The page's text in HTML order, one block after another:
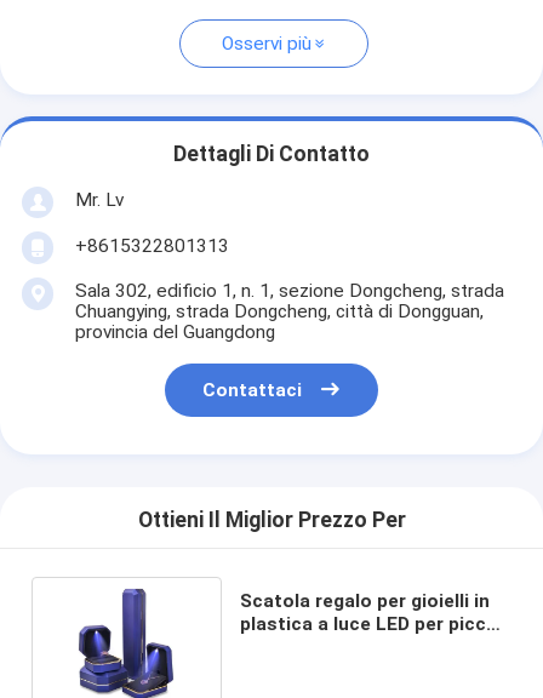
Osservi più
Dettagli Di Contatto
Mr. Lv
+8615322801313
Sala 302, edificio 1, n. 1, sezione Dongcheng, strada
Chuangying, strada Dongcheng, città di Dongguan,
provincia del Guangdong
Contattaci
Ottieni Il Miglior Prezzo Per
Scatola regalo per gioielli in
plastica a luce LED per piccoli